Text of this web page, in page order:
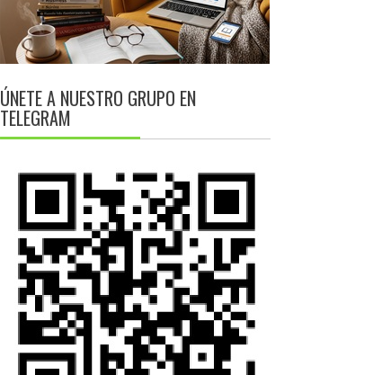
ÚNETE A NUESTRO GRUPO EN
TELEGRAM